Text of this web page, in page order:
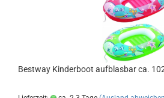
Best­way Kin­der­boot auf­blas­bar ca.